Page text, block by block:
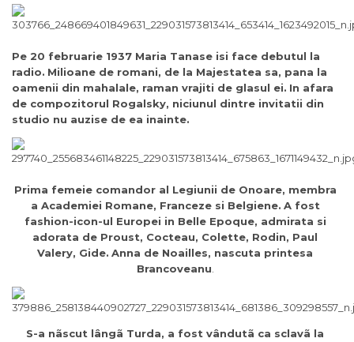
Pe 20 februarie 1937 Maria Tanase isi face debutul la
radio. Milioane de romani, de la Majestatea sa, pana la
oamenii din mahalale, raman vrajiti de glasul ei. In afara
de compozitorul Rogalsky, niciunul dintre invitatii din
studio nu auzise de ea inainte.
Prima femeie comandor al Legiunii de Onoare, membra
a Academiei Romane, Franceze si Belgiene. A fost
fashion-icon-ul Europei in Belle Epoque, admirata si
adorata de Proust, Cocteau, Colette, Rodin, Paul
Valery, Gide. Anna de Noailles, nascuta printesa
Brancoveanu
S-a nãscut lângã Turda, a fost vândutã ca sclavã la